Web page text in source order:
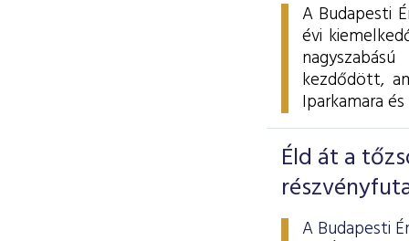
A Budapesti
évi
kezdődött,
Iparkamara
Éld át a
A Budapesti